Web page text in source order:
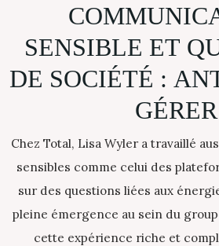
SENSIBLE ET
DE SOCIÉTÉ :
GÉRER
Chez Total, Lisa Wyler a travaillé
sensibles comme celui des
sur des questions liées aux
pleine émergence au sein du
cette expérience riche et